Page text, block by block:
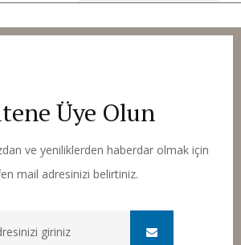
Üye Olun
ve yeniliklerden haberdar olmak için
mail adresinizi belirtiniz.